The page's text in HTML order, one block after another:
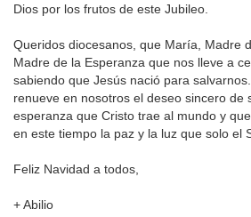
Dios por los frutos de este Jubileo.
Queridos diocesanos, que María, Madre
Madre de la Esperanza que nos lleve a
sabiendo que Jesús nació para
renueve en nosotros el deseo sincero de
esperanza que Cristo trae al mundo y
en este tiempo la paz y la luz que solo el
Feliz Navidad a todos,
+ Abilio